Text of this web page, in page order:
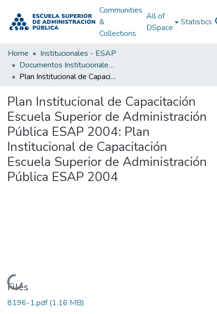
Communities
&
Collections
All of
DSpace
Statistics
Home
Institucionales - ESAP
Documentos Institucionales - ESAP
Plan Institucional de Capacitación Escuela Superior de Administración Pública ESAP 2004: Plan Institucional de Capacitación Escuela Superior de Administración Pública ESAP 2004
Plan Institucional de Capacitación
Escuela Superior de Administración
Pública ESAP 2004: Plan
Institucional de Capacitación
Escuela Superior de Administración
Pública ESAP 2004
Loading...
Files
8196-1.pdf(1.16 MB)